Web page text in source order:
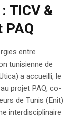
TICV &
entre
tunisienne de
a accueilli, le
projet PAQ, co-
de Tunis (Enit)
interdisciplinaire